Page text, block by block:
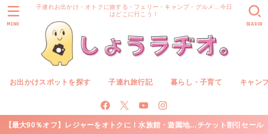
子連れお出かけ・オトクに旅する・フェリー・キャンプ・グルメ…今日
はどこに行こう！
お出かけスポットを探す 子連れ旅行記 暮らし・子育て キャン
SEARCH
MENU
【最大90％オフ】レジャーをオトクに！水族館・遊園地…チケット割引セール